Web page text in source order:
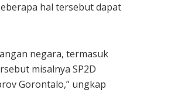
hal tersebut dapat
negara, termasuk
misalnya SP2D
Gorontalo,” ungkap